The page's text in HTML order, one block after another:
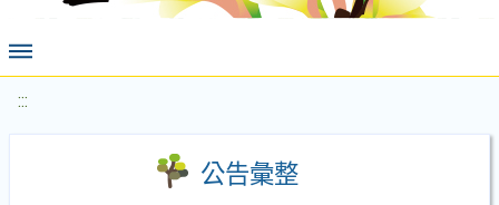
:::
公告彙整